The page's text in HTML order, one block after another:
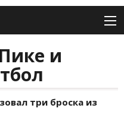
и
три броска из